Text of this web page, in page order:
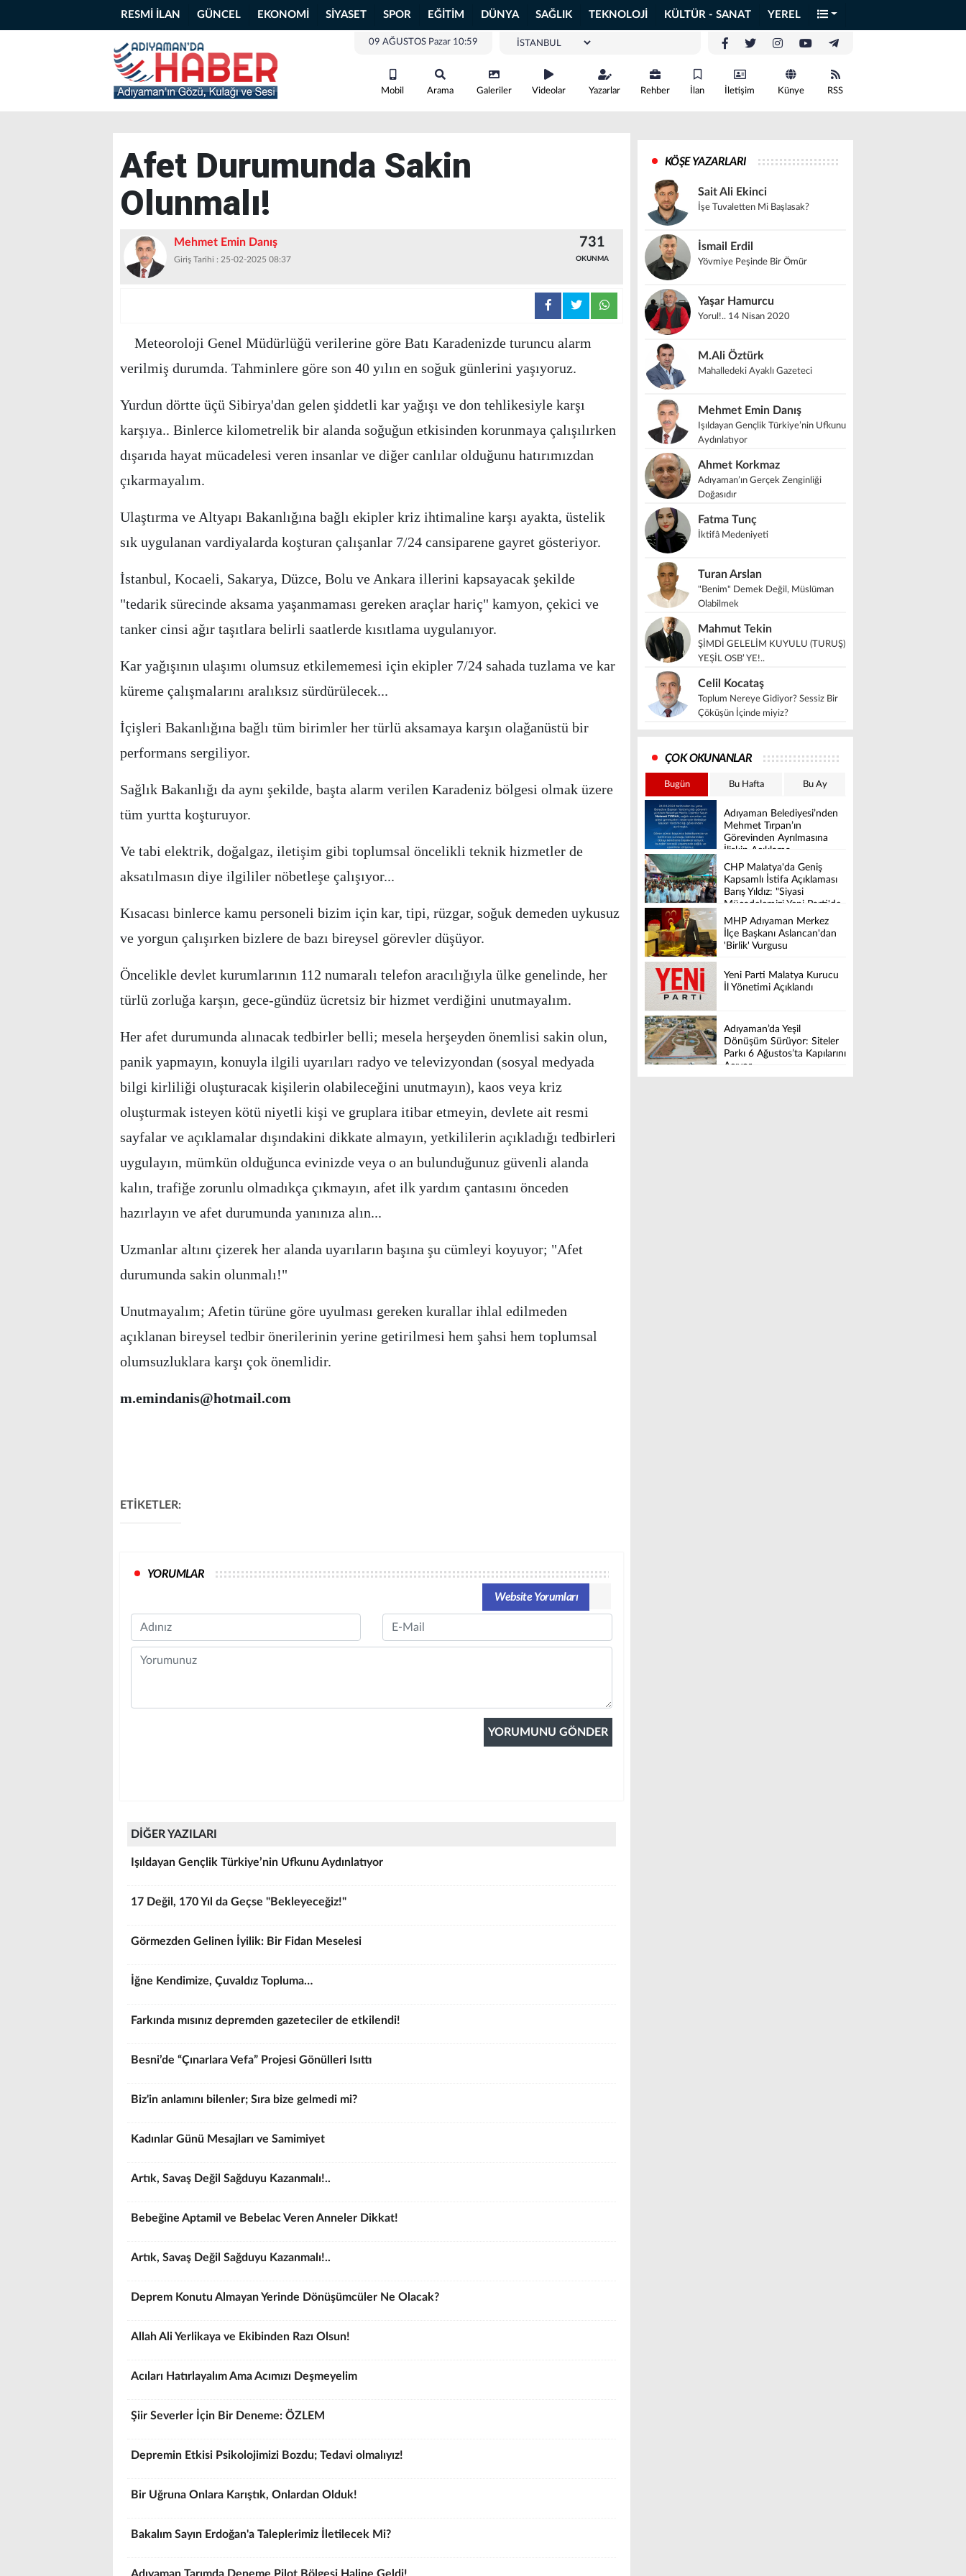
RESMİ İLAN GÜNCEL EKONOMİ SİYASET SPOR EĞİTİM DÜNYA SAĞLIK TEKNOLOJİ KÜLTÜR - SANAT YEREL
09 AĞUSTOS Pazar 10:59
Mobil Arama Galeriler Videolar Yazarlar Rehber İlan İletişim Künye RSS
Afet Durumunda Sakin
Olunmalı!
Mehmet Emin Danış
Giriş Tarihi : 25-02-2025 08:37
731
OKUNMA
Meteoroloji Genel Müdürlüğü verilerine göre Batı Karadenizde turuncu alarm
verilmiş durumda. Tahminlere göre son 40 yılın en soğuk günlerini yaşıyoruz.
Yurdun dörtte üçü Sibirya'dan gelen şiddetli kar yağışı ve don tehlikesiyle karşı
karşıya.. Binlerce kilometrelik bir alanda soğuğun etkisinden korunmaya çalışılırken
dışarıda hayat mücadelesi veren insanlar ve diğer canlılar olduğunu hatırımızdan
çıkarmayalım.
Ulaştırma ve Altyapı Bakanlığına bağlı ekipler kriz ihtimaline karşı ayakta, üstelik
sık uygulanan vardiyalarda koşturan çalışanlar 7/24 cansiparene gayret gösteriyor.
İstanbul, Kocaeli, Sakarya, Düzce, Bolu ve Ankara illerini kapsayacak şekilde
"tedarik sürecinde aksama yaşanmaması gereken araçlar hariç" kamyon, çekici ve
tanker cinsi ağır taşıtlara belirli saatlerde kısıtlama uygulanıyor.
Kar yağışının ulaşımı olumsuz etkilememesi için ekipler 7/24 sahada tuzlama ve kar
küreme çalışmalarını aralıksız sürdürülecek...
İçişleri Bakanlığına bağlı tüm birimler her türlü aksamaya karşın olağanüstü bir
performans sergiliyor.
Sağlık Bakanlığı da aynı şekilde, başta alarm verilen Karadeniz bölgesi olmak üzere
tüm yurtta koşturuyor.
Ve tabi elektrik, doğalgaz, iletişim gibi toplumsal öncelikli teknik hizmetler de
aksatılmasın diye ilgililer nöbetleşe çalışıyor...
Kısacası binlerce kamu personeli bizim için kar, tipi, rüzgar, soğuk demeden uykusuz
ve yorgun çalışırken bizlere de bazı bireysel görevler düşüyor.
Öncelikle devlet kurumlarının 112 numaralı telefon aracılığıyla ülke genelinde, her
türlü zorluğa karşın, gece-gündüz ücretsiz bir hizmet verdiğini unutmayalım.
Her afet durumunda alınacak tedbirler belli; mesela herşeyden önemlisi sakin olun,
panik yapmayın, konuyla ilgili uyarıları radyo ve televizyondan (sosyal medyada
bilgi kirliliği oluşturacak kişilerin olabileceğini unutmayın), kaos veya kriz
oluşturmak isteyen kötü niyetli kişi ve gruplara itibar etmeyin, devlete ait resmi
sayfalar ve açıklamalar dışındakini dikkate almayın, yetkililerin açıkladığı tedbirleri
uygulayın, mümkün olduğunca evinizde veya o an bulunduğunuz güvenli alanda
kalın, trafiğe zorunlu olmadıkça çıkmayın, afet ilk yardım çantasını önceden
hazırlayın ve afet durumunda yanınıza alın...
Uzmanlar altını çizerek her alanda uyarıların başına şu cümleyi koyuyor; "Afet
durumunda sakin olunmalı!"
Unutmayalım; Afetin türüne göre uyulması gereken kurallar ihlal edilmeden
açıklanan bireysel tedbir önerilerinin yerine getirilmesi hem şahsi hem toplumsal
olumsuzluklara karşı çok önemlidir.
m.emindanis@hotmail.com
ETİKETLER:
YORUMLAR
Website Yorumları
Name Email
Comment
DİĞER YAZILARI
Işıldayan Gençlik Türkiye’nin Ufkunu Aydınlatıyor
17 Değil, 170 Yıl da Geçse "Bekleyeceğiz!"
Görmezden Gelinen İyilik: Bir Fidan Meselesi
İğne Kendimize, Çuvaldız Topluma…
Farkında mısınız depremden gazeteciler de etkilendi!
Besni’de “Çınarlara Vefa” Projesi Gönülleri Isıttı
Biz'in anlamını bilenler; Sıra bize gelmedi mi?
Kadınlar Günü Mesajları ve Samimiyet
Artık, Savaş Değil Sağduyu Kazanmalı!..
Bebeğine Aptamil ve Bebelac Veren Anneler Dikkat!
Artık, Savaş Değil Sağduyu Kazanmalı!..
Deprem Konutu Almayan Yerinde Dönüşümcüler Ne Olacak?
Allah Ali Yerlikaya ve Ekibinden Razı Olsun!
Acıları Hatırlayalım Ama Acımızı Deşmeyelim
Şiir Severler İçin Bir Deneme: ÖZLEM
Depremin Etkisi Psikolojimizi Bozdu; Tedavi olmalıyız!
Bir Uğruna Onlara Karıştık, Onlardan Olduk!
Bakalım Sayın Erdoğan'a Taleplerimiz İletilecek Mi?
KÖŞE YAZARLARI
Sait Ali Ekinci
İşe Tuvaletten Mi Başlasak?
İsmail Erdil
Yövmiye Peşinde Bir Ömür
Yaşar Hamurcu
Yorul!.. 14 Nisan 2020
M.Ali Öztürk
Mahalledeki Ayaklı Gazeteci
Mehmet Emin Danış
Işıldayan Gençlik Türkiye’nin Ufkunu
Aydınlatıyor
Ahmet Korkmaz
Adıyaman’ın Gerçek Zenginliği
Doğasıdır
Fatma Tunç
İktifâ Medeniyeti
Turan Arslan
"Benim" Demek Değil, Müslüman
Olabilmek
Mahmut Tekin
ŞİMDİ GELELİM KUYULU (TURUŞ)
YEŞİL OSB’ YE!..
Celil Kocataş
Toplum Nereye Gidiyor? Sessiz Bir
Çöküşün İçinde miyiz?
ÇOK OKUNANLAR
Bugün Bu Hafta Bu Ay
Adıyaman Belediyesi’nden
Mehmet Tırpan’ın
Görevinden Ayrılmasına
İlişkin Açıklama
CHP Malatya'da Geniş
Kapsamlı İstifa Açıklaması
Barış Yıldız: "Siyasi
Mücadelemizi Yeni Parti'de
Sürdüreceğiz"
MHP Adıyaman Merkez
İlçe Başkanı Aslancan'dan
'Birlik' Vurgusu
Yeni Parti Malatya Kurucu
İl Yönetimi Açıklandı
Adıyaman’da Yeşil
Dönüşüm Sürüyor: Siteler
Parkı 6 Ağustos’ta Kapılarını
Açıyor